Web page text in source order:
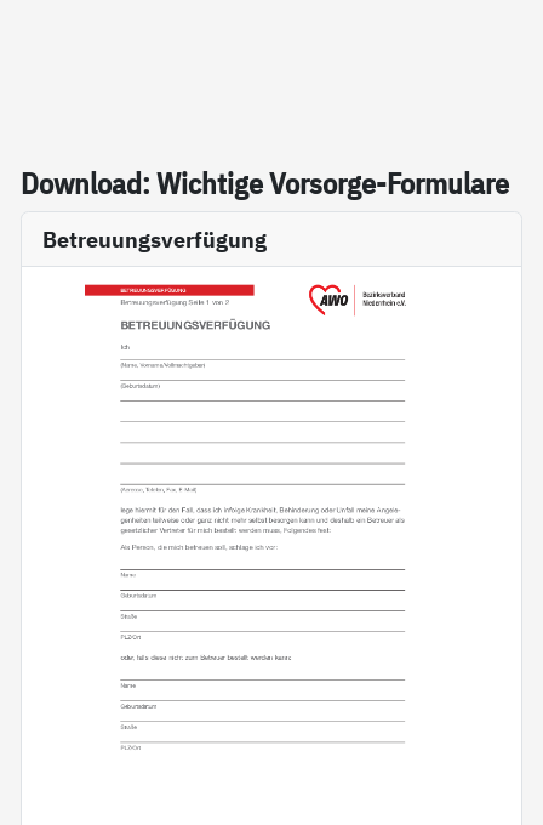
Down­load: Wich­ti­ge Vor­sor­ge-For­mu­la­re
Betreuungsverfügung